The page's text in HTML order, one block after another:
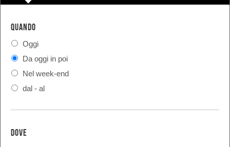
QUANDO
Oggi
Da oggi in poi
Nel week-end
dal - al
DOVE